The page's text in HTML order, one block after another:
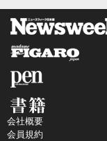
会社概要
会員規約